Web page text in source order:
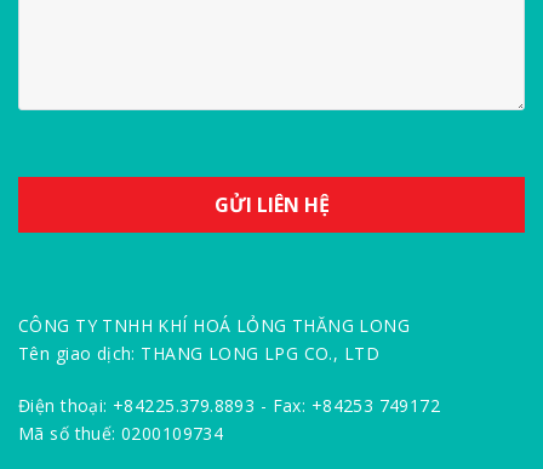
CÔNG TY TNHH KHÍ HOÁ LỎNG THĂNG LONG
Tên giao dịch: THANG LONG LPG CO., LTD
Điện thoại: +84225.379.8893 - Fax: +84253 749172
Mã số thuế: 0200109734